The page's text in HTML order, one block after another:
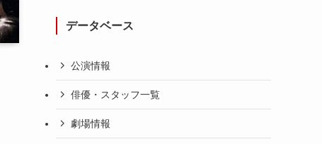
データベース
公演情報
俳優・スタッフ一覧
劇場情報